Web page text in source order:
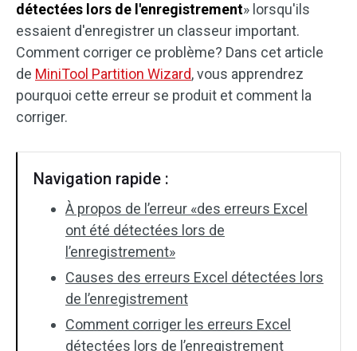
détectées lors de l'enregistrement» lorsqu'ils
essaient d'enregistrer un classeur important.
Comment corriger ce problème? Dans cet article
de MiniTool Partition Wizard, vous apprendrez
pourquoi cette erreur se produit et comment la
corriger.
Navigation rapide :
À propos de l’erreur «des erreurs Excel
ont été détectées lors de
l’enregistrement»
Causes des erreurs Excel détectées lors
de l’enregistrement
Comment corriger les erreurs Excel
détectées lors de l’enregistrement